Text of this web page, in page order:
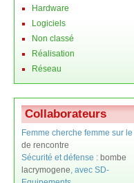
Hardware
Logiciels
Non classé
Réalisation
Réseau
Collaborateurs
Femme cherche femme sur le
de rencontre
Sécurité et défense : bombe
lacrymogene, avec SD-